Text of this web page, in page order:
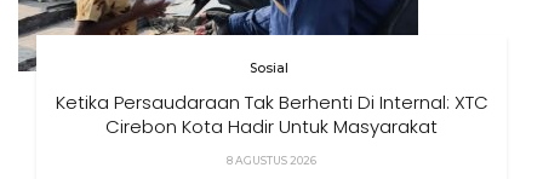
Sosial
Ketika Persaudaraan Tak Berhenti Di Internal: XTC
Cirebon Kota Hadir Untuk Masyarakat
8 AGUSTUS 2026